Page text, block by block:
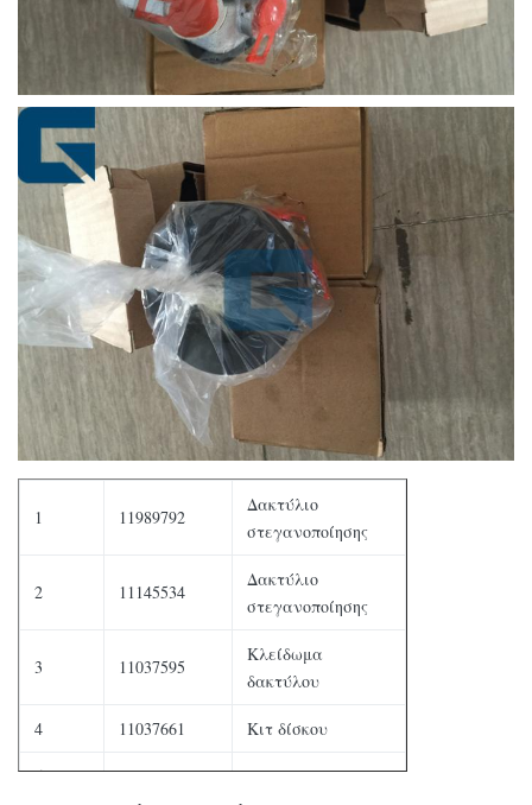
1 11989792
Δακτύλιο
στεγανοποίησης
2 11145534
Δακτύλιο
στεγανοποίησης
3 11037595
Κλείδωμα
δακτύλου
4 11037661 Κιτ δίσκου
5 11037642 Πλάκα πίεσης